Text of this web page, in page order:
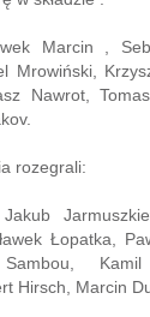
Marcin ,
Mrowiński,
Nawrot,
rozegrali:
Łopatka,
Hirsch, Marcin